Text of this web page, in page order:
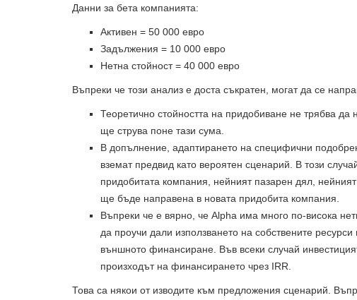
Данни за бета компанията:
Активен = 50 000 евро
Задължения = 10 000 евро
Нетна стойност = 40 000 евро
Въпреки че този анализ е доста съкратен, могат да се
Теоретично стойността на придобиване не трябва
ще струва поне тази сума.
В допълнение, адаптирането на специфични
вземат предвид като вероятен сценарий. В този
придобитата компания, нейният пазарен дял,
ще бъде направена в новата придобита компания.
Въпреки че е вярно, че Alpha има много по-висока
да проучи дали използването на собствените
външното финансиране. Във всеки случай
произходът на финансирането чрез IRR.
Това са някои от изводите към предложения сценарий.